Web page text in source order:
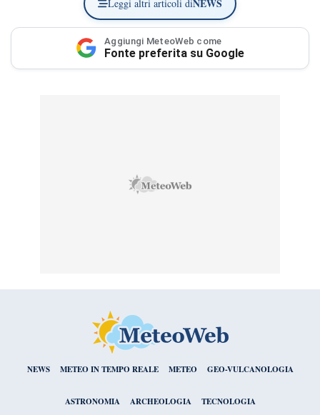
Leggi altri articoli diNEWS
Aggiungi MeteoWeb come
Fonte preferita su Google
NEWS METEO IN TEMPO REALE METEO GEO-VULCANOLOGIA
ASTRONOMIA ARCHEOLOGIA TECNOLOGIA